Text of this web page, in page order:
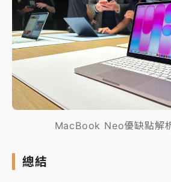
MacBook Neo優缺點解
總結